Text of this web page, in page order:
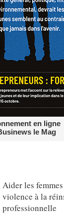
en ligne
le Mag
Aider les
violence à la
professionnelle